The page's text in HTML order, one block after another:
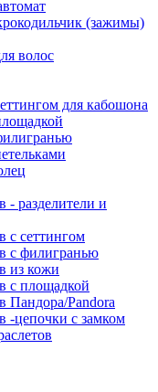
(зажимы)
волос
для кабошона
- разделители и
с сеттингом
с филигранью
из кожи
с площадкой
Пандора/Pandora
-цепочки с замком